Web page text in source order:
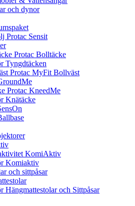
och dynor
Protac Sensit
Protac Bolltäcke
Tyngdtäcken
Protac MyFit Bollväst
Protac KneedMe
Knätäcke
KomiAktiv
Komiaktiv
och sittpåsar
Hängmattestolar och Sittpåsar